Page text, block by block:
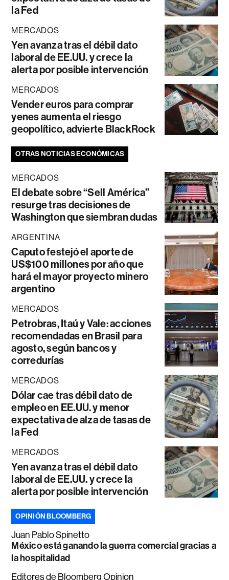
la Fed
MERCADOS
Yen avanza tras el débil dato
laboral de EE.UU. y crece la
alerta por posible intervención
MERCADOS
Vender euros para comprar
yenes aumenta el riesgo
geopolítico, advierte BlackRock
OTRAS NOTICIAS ECONÓMICAS
MERCADOS
El debate sobre “Sell América”
resurge tras decisiones de
Washington que siembran dudas
ARGENTINA
Caputo festejó el aporte de
US$100 millones por año que
hará el mayor proyecto minero
argentino
MERCADOS
Petrobras, Itaú y Vale: acciones
recomendadas en Brasil para
agosto, según bancos y
corredurías
MERCADOS
Dólar cae tras débil dato de
empleo en EE.UU. y menor
expectativa de alza de tasas de
la Fed
MERCADOS
Yen avanza tras el débil dato
laboral de EE.UU. y crece la
alerta por posible intervención
OPINIÓN BLOOMBERG
Juan Pablo Spinetto
México está ganando la guerra comercial gracias a
la hospitalidad
Editores de Bloomberg Opinion